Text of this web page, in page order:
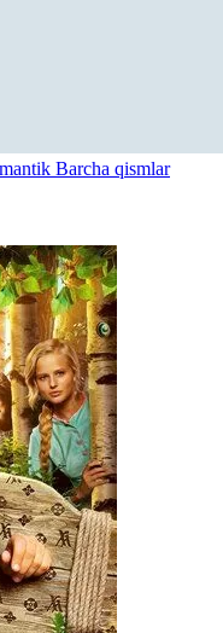
Barcha qismlar